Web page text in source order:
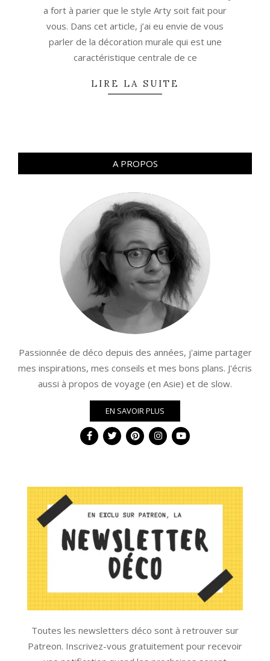
a fort à parier que le style Arty soit fait pour
vous. Dans cet article, j’ai eu envie de vous
parler de la décoration murale qui est une
caractéristique centrale de ce
LIRE LA SUITE
A PROPOS
Passionnée de déco depuis des années, j'aime partager
mes inspirations, mes conseils et mes bons plans. J'écris
aussi à propos de voyage (en Asie) et de slow.
EN SAVOIR PLUS
Toutes les newsletters déco sont à retrouver sur
Patreon. Inscrivez-vous gratuitement pour recevoir